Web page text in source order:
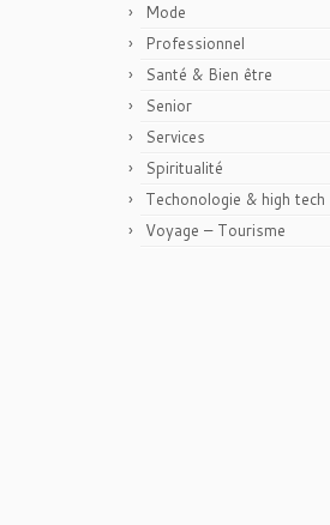
Mode
Professionnel
Santé & Bien être
Senior
Services
Spiritualité
Techonologie & high tech
Voyage – Tourisme